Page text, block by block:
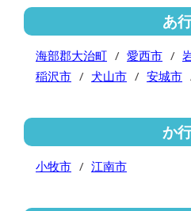
あ
海部郡大治町 愛西市
稲沢市
犬山市 安城市
か
小牧市 江南市